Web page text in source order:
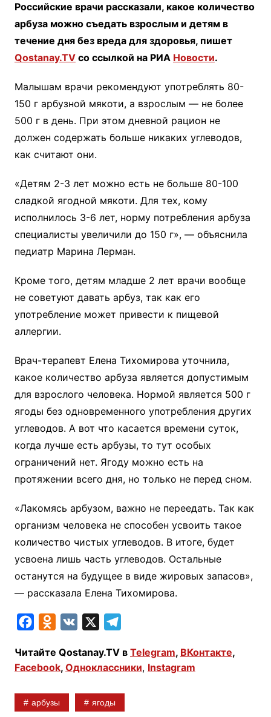
Российские врачи рассказали, какое количество
арбуза можно съедать взрослым и детям в
течение дня без вреда для здоровья, пишет
Qostanay.TVсо ссылкой на РИА Новости.
Малышам врачи рекомендуют употреблять 80-
150 г арбузной мякоти, а взрослым — не более
500 г в день. При этом дневной рацион не
должен содержать больше никаких углеводов,
как считают они.
«Детям 2-3 лет можно есть не больше 80-100
сладкой ягодной мякоти. Для тех, кому
исполнилось 3-6 лет, норму потребления арбуза
специалисты увеличили до 150 г», — объяснила
педиатр Марина Лерман.
Кроме того, детям младше 2 лет врачи вообще
не советуют давать арбуз, так как его
употребление может привести к пищевой
аллергии.
Врач-терапевт Елена Тихомирова уточнила,
какое количество арбуза является допустимым
для взрослого человека. Нормой является 500 г
ягоды без одновременного употребления других
углеводов. А вот что касается времени суток,
когда лучше есть арбузы, то тут особых
ограничений нет. Ягоду можно есть на
протяжении всего дня, но только не перед сном.
«Лакомясь арбузом, важно не переедать. Так как
организм человека не способен усвоить такое
количество чистых углеводов. В итоге, будет
усвоена лишь часть углеводов. Остальные
останутся на будущее в виде жировых запасов»,
— рассказала Елена Тихомирова.
c
e
o
n
o
l
l
e
Читайте Qostanay.TV в Telegram, ВКонтакте,
Facebook, Одноклассники, Instagram
арбузы ягоды